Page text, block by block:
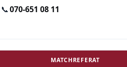
📞070-651 08 11
MATCHREFERAT